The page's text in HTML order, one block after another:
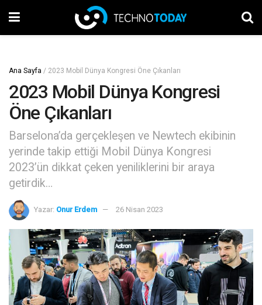
Ana Sayfa / 2023 Mobil Dünya Kongresi Öne Çıkanları
2023 Mobil Dünya Kongresi
Öne Çıkanları
Barselona’da gerçekleşen ve Newtech ekibinin
yerinde takip ettiği Mobil Dünya Kongresi
2023’ün dikkat çeken yeniliklerini bir araya
getirdik…
Yazar: Onur Erdem 26 Nisan 2023